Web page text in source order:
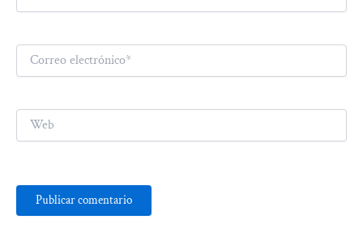
Correo
electrónico*
Web